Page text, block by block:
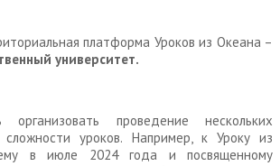
платформа Уроков из Океана –
университет.
проведение нескольких
уроков. Например, к Уроку из
в июле 2024 года и посвященному